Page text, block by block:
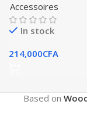
Accessoires
In stock
214,000CFA
Based on